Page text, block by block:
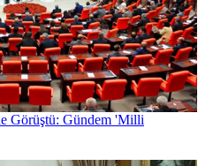
Görüştü: Gündem 'Milli